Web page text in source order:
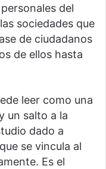
del
sociedades que
de ciudadanos
de ellos hasta
leer como una
un salto a la
dado a
se vincula al
Es el